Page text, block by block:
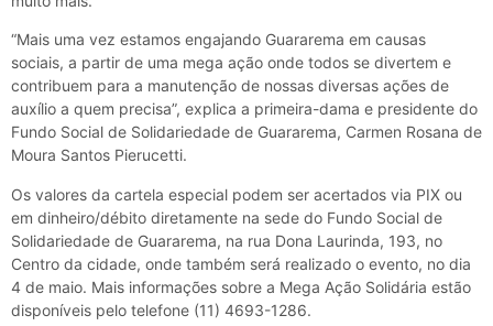
“Mais uma vez estamos engajando Guararema em causas
sociais, a partir de uma mega ação onde todos se divertem e
contribuem para a manutenção de nossas diversas ações de
auxílio a quem precisa”, explica a primeira-dama e presidente do
Fundo Social de Solidariedade de Guararema, Carmen Rosana de
Moura Santos Pierucetti.
Os valores da cartela especial podem ser acertados via PIX ou
em dinheiro/débito diretamente na sede do Fundo Social de
Solidariedade de Guararema, na rua Dona Laurinda, 193, no
Centro da cidade, onde também será realizado o evento, no dia
4 de maio. Mais informações sobre a Mega Ação Solidária estão
disponíveis pelo telefone (11) 4693-1286.